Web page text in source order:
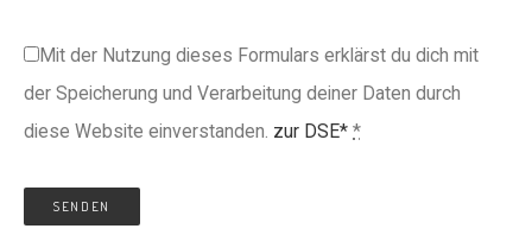
Mit der Nutzung dieses Formulars erklärst du dich mit
der Speicherung und Verarbeitung deiner Daten durch
diese Website einverstanden. zur DSE* *